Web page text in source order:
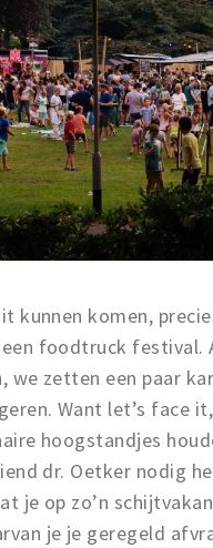
kunnen komen,
foodtruck festival.
we zetten een paar
Want let’s face
hoogstandjes
dr. Oetker nodig
je op zo’n
je je geregeld